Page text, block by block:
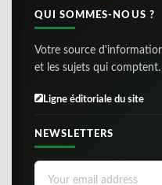
QUI SOMMES-NOUS ?
Votre source
et les sujets qui comptent.
Ligne éditoriale du site
NEWSLETTERS